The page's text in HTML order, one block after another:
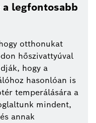
legfontosabb
otthonukat
hőszivattyúval
hogy a
hasonlóan is
temperálására a
mindent,
annak